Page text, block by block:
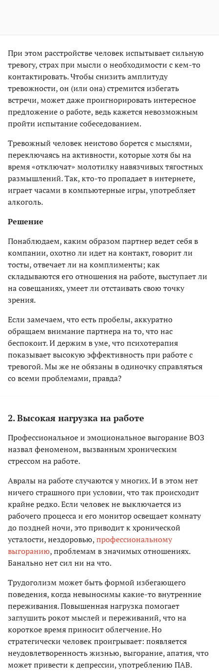
При этом расстройстве человек испытывает сильную
тревогу, страх при мысли о необходимости с кем-то
контактировать. Чтобы снизить амплитуду
тревожности, он (или она) стремится избегать
встречи, может даже проигнорировать интересное
предложение о работе, ведь кажется невозможным
пройти испытание собеседованием.
Тревожный человек неистово борется с мыслями,
переключаясь на активности, которые хотя бы на
время «отключат» молотилку навязчивых тягостных
размышлений. Так, кто-то пропадает в интернете,
играет часами в компьютерные игры, употребляет
алкоголь.
Решение
Понаблюдаем, каким образом партнер ведет себя в
компании, охотно ли идет на контакт, говорит ли
тосты, отвечает ли на комплименты; как
складываются его отношения на работе, выступает ли
на совещаниях, умеет ли отстаивать свою точку
зрения.
Если замечаем, что есть пробелы, аккуратно
обращаем внимание партнера на то, что нас
беспокоит. И держим в уме, что психотерапия
показывает высокую эффективность при работе с
тревогой. Мы же не обязаны в одиночку справляться
со всеми проблемами, правда?
2. Высокая нагрузка на работе
Профессиональное и эмоциональное выгорание ВОЗ
назвал феноменом, вызванным хроническим
стрессом на работе.
Авралы на работе случаются у многих. И в этом нет
ничего страшного при условии, что так происходит
крайне редко. Если человек не выключается из
рабочего процесса и его монитор освещает комнату
до поздней ночи, это приводит к хронической
усталости, нездоровью,профессиональному
выгоранию, проблемам в значимых отношениях.
Банально нет сил ни на что.
Трудоголизм может быть формой избегающего
поведения, когда невыносимы какие-то внутренние
переживания. Повышенная нагрузка помогает
заглушить рокот мыслей и переживаний, что на
короткое время приносит облегчение. Но
стратегически человек проигрывает: появляется
неудовлетворенность жизнью, выгорание, апатия, что
может привести к депрессии, употреблению ПАВ.